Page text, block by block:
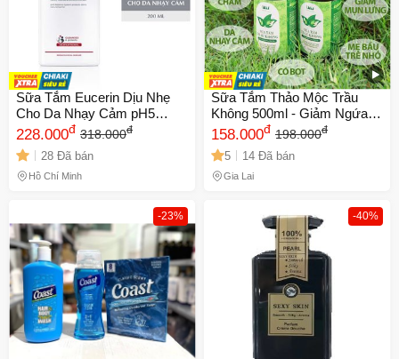
Sữa Tắm Eucerin Dịu Nhẹ
Cho Da Nhạy Cảm pH5
Washlotion
228.000đ 318.000đ
28 Đã bán
Hồ Chí Minh
Sữa Tắm Thảo Mộc Trầu
Không 500ml - Giảm Ngứa
Da, Mụn Lưng, Vẩy Nến,
Kháng Khuẩn Tự Nhiên,
Dưỡng Ẩm Da
158.000đ 198.000đ
5 14 Đã bán
Gia Lai
-23% -40%